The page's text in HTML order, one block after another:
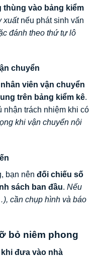
vào bảng kiểm
xuấtnếu phát sinh vấn
đánh theo thứ tự lô
chuyển
nhân viên vận chuyển
trên bảng kiểm kê.
nhận trách nhiệm khi có
khi vận chuyển nội
bạn nên đối chiếu số
sách ban đầu. Nếu
cần chụp hình và báo
bỏ niêm phong
đưa vào nhà